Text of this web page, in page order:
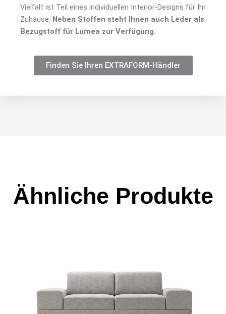
Vielfalt ist Teil eines individuellen Interior-Designs für Ihr
Zuhause. Neben Stoffen steht Ihnen auch Leder als
Bezugstoff für Lumea zur Verfügung.
Finden Sie Ihren EXTRAFORM-Händler
Ähnliche Produkte